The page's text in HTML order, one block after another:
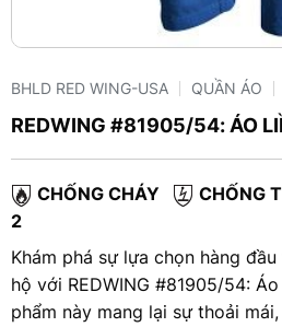
BHLD RED WING-USA QUẦN ÁO
REDWING #81905/54: ÁO
CHỐNG CHÁY CHỐNG
2
Khám phá sự lựa chọn hàng
hộ với REDWING #81905/54:
phẩm này mang lại sự thoải